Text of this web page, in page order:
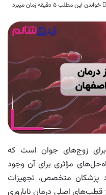
خواندن این مطلب ۵ دقیقه زمان میبرد
برای زوج‌های جوان است که
مؤثری برای آن وجود
پزشکان متخصص، تجهیزات
قطب‌های اصلی درمان ناباروری